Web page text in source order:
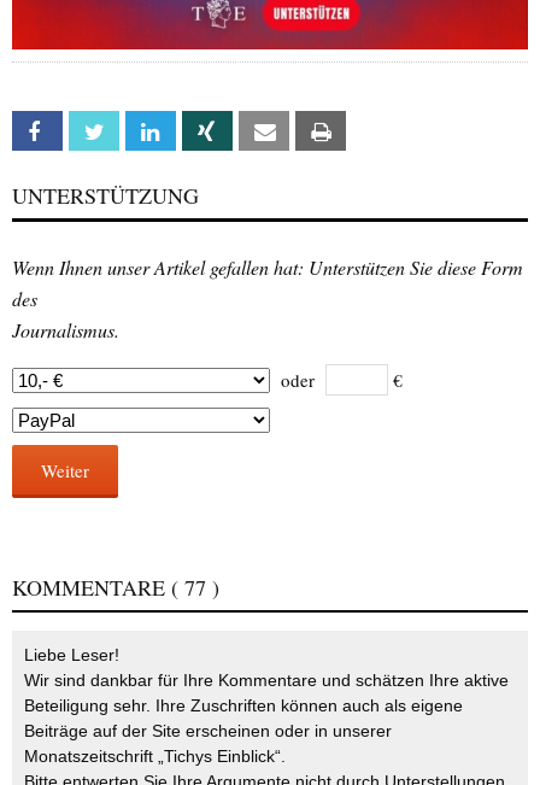
Facebook Twitter Linkedin Xing Email
UNTERSTÜTZUNG
Wenn Ihnen unser Artikel gefallen hat: Unterstützen Sie diese Form
des
Journalismus.
oder €
Weiter
KOMMENTARE ( 77 )
Liebe Leser!
Wir sind dankbar für Ihre Kommentare und schätzen Ihre aktive
Beteiligung sehr. Ihre Zuschriften können auch als eigene
Beiträge auf der Site erscheinen oder in unserer
Monatszeitschrift „Tichys Einblick“.